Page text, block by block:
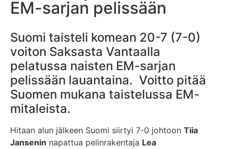
EM-sarjan pelissään
Suomi taisteli komean 20-7 (7-0)
voiton Saksasta Vantaalla
pelatussa naisten EM-sarjan
pelissään lauantaina. Voitto pitää
Suomen mukana taistelussa EM-
mitaleista.
Hitaan alun jälkeen Suomi siirtyi 7-0 johtoon Tiia
Jansenin napattua pelinrakentaja Lea